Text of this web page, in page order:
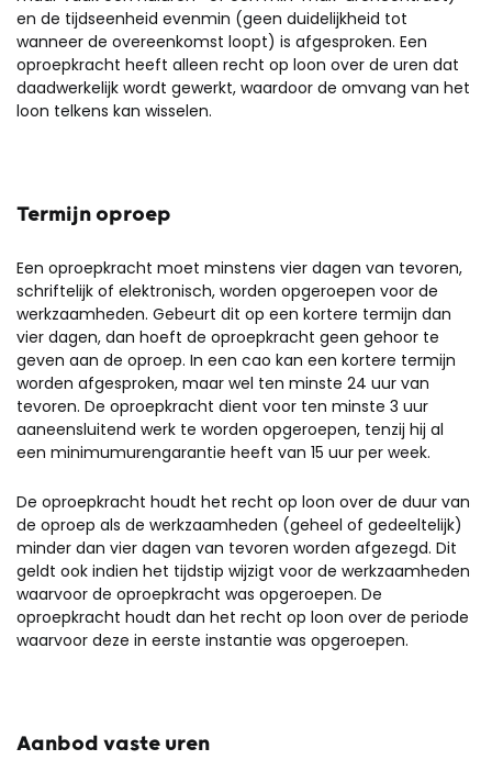
en de tijdseenheid evenmin (geen duidelijkheid tot
wanneer de overeenkomst loopt) is afgesproken. Een
oproepkracht heeft alleen recht op loon over de uren dat
daadwerkelijk wordt gewerkt, waardoor de omvang van het
loon telkens kan wisselen.
Termijn oproep
Een oproepkracht moet minstens vier dagen van tevoren,
schriftelijk of elektronisch, worden opgeroepen voor de
werkzaamheden. Gebeurt dit op een kortere termijn dan
vier dagen, dan hoeft de oproepkracht geen gehoor te
geven aan de oproep. In een cao kan een kortere termijn
worden afgesproken, maar wel ten minste 24 uur van
tevoren. De oproepkracht dient voor ten minste 3 uur
aaneensluitend werk te worden opgeroepen, tenzij hij al
een minimumurengarantie heeft van 15 uur per week.
De oproepkracht houdt het recht op loon over de duur van
de oproep als de werkzaamheden (geheel of gedeeltelijk)
minder dan vier dagen van tevoren worden afgezegd. Dit
geldt ook indien het tijdstip wijzigt voor de werkzaamheden
waarvoor de oproepkracht was opgeroepen. De
oproepkracht houdt dan het recht op loon over de periode
waarvoor deze in eerste instantie was opgeroepen.
Aanbod vaste uren